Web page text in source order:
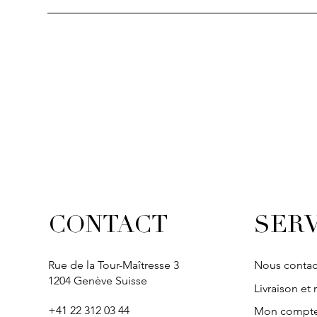
CONTACT
Rue de la Tour-Maîtresse 3
1204 Genève Suisse
+41 22 312 03 44
Nous
Livraison et
Mon